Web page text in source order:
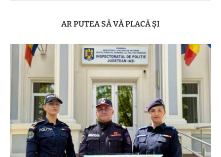
AR PUTEA SĂ VĂ PLACĂ ȘI